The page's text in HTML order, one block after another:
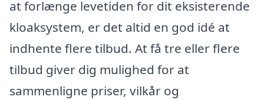
at forlænge levetiden for dit eksisterende
kloaksystem, er det altid en god idé at
indhente flere tilbud. At få tre eller flere
tilbud giver dig mulighed for at
sammenligne priser, vilkår og